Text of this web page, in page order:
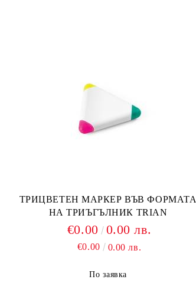
ТРИЦВЕТЕН МАРКЕР ВЪВ ФОРМАТА
НА ТРИЪГЪЛНИК TRIAN
€0.00 0.00 лв.
€0.00 0.00 лв.
По заявка